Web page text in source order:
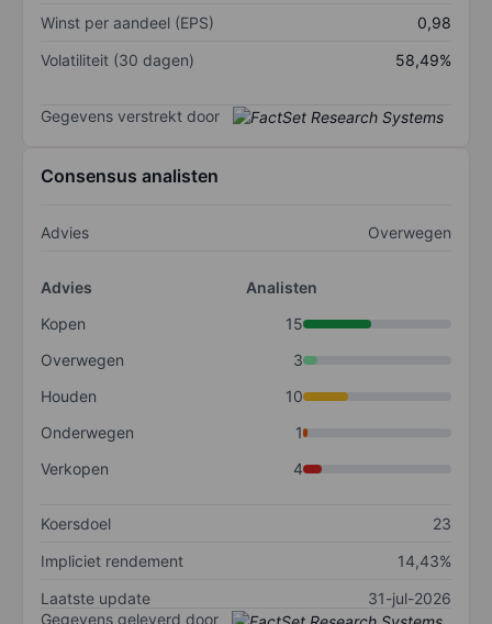
Winst per aandeel (EPS)
0,98
Volatiliteit (30 dagen)
58,49%
Gegevens verstrekt door
Consensus analisten
Advies Overwegen
Advies
Analisten
Kopen
15
Overwegen
3
Houden
10
Onderwegen
1
Verkopen
4
Koersdoel
23
Impliciet rendement
14,43%
Laatste update
31-jul-2026
Gegevens geleverd door